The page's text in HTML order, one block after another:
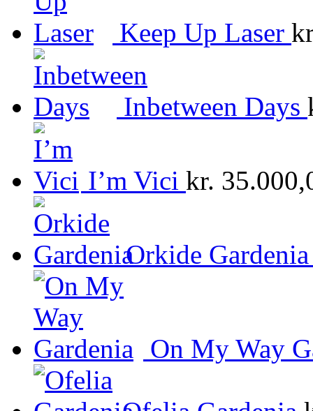
Keep Up Laser
Inbetween Days
I’m Vici kr.
Orkide Gardenia
On My Way